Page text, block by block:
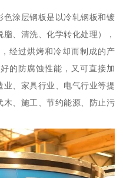
涂层钢板是以冷轧钢板和镀
、清洗、化学转化处理），
经过烘烤和冷却而制成的产
的防腐蚀性能，又可直接加
、家具行业、电气行业等提
、施工、节约能源、防止污